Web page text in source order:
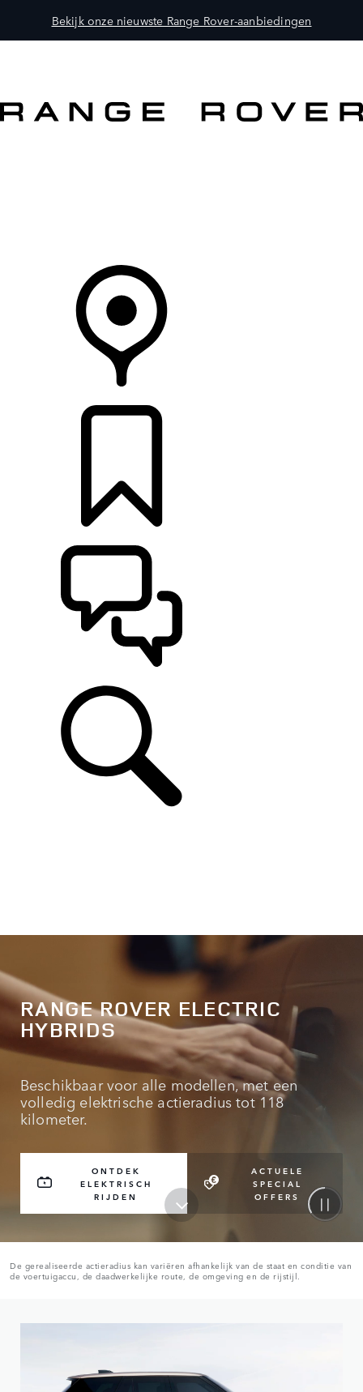
Bekijk onze nieuwste Range Rover-aanbiedingen
RANGE ROVER ELECTRIC
HYBRIDS
Beschikbaar voor alle modellen, met een
volledig elektrische actieradius tot 118
kilometer.
ONTDEK
ELEKTRISCH
RIJDEN
ACTUELE
SPECIAL
OFFERS
De gerealiseerde actieradius kan variëren afhankelijk van de staat en conditie van
de voertuigaccu, de daadwerkelijke route, de omgeving en de rijstijl.